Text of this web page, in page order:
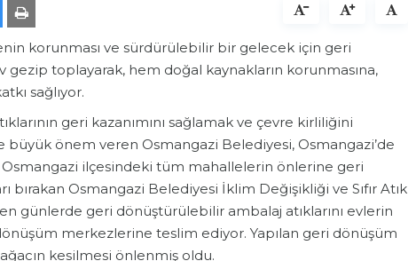
korunması ve sürdürülebilir bir gelecek için geri
gezip toplayarak, hem doğal kaynakların korunmasına,
sağlıyor.
geri kazanımını sağlamak ve çevre kirliliğini
önem veren Osmangazi Belediyesi, Osmangazi’de
Osmangazi ilçesindeki tüm mahallelerin önlerine geri
bırakan Osmangazi Belediyesi İklim Değişikliği ve Sıfır Atık
günlerde geri dönüştürülebilir ambalaj atıklarını evlerin
merkezlerine teslim ediyor. Yapılan geri dönüşüm
kesilmesi önlenmiş oldu.